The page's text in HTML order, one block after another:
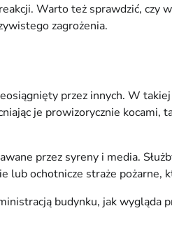
Warto też sprawdzić, czy
zagrożenia.
przez innych. W
je prowizorycznie kocami,
przez syreny i media.
ochotnicze straże
budynku, jak wygląda